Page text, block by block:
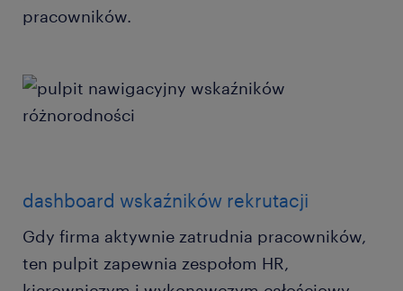
pracowników.
dashboard wskaźników rekrutacji
Gdy firma aktywnie zatrudnia pracowników,
ten pulpit zapewnia zespołom HR,